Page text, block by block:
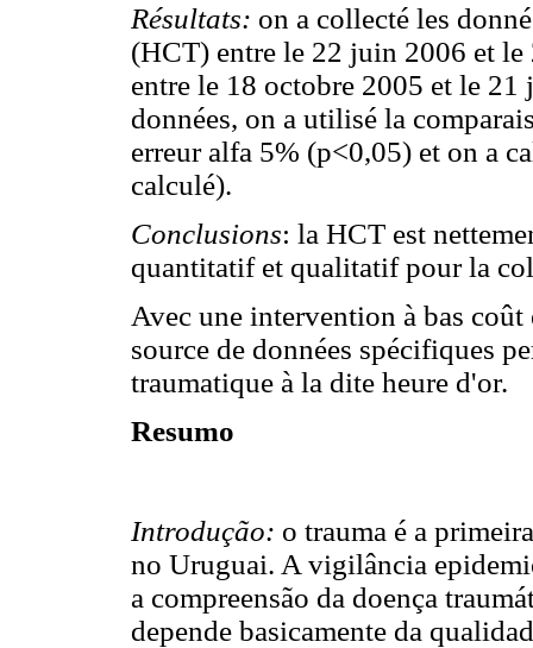
Résultats: on a collecté les
(HCT) entre le 22 juin 2006 et
entre le 18 octobre 2005 et le
données, on a utilisé la
erreur alfa 5% (p<0,05) et on a
calculé).
Conclusions: la HCT est
quantitatif et qualitatif pour la
Avec une intervention à bas
source de données spécifiques
traumatique à la dite heure d'or.
Resumo
Introdução: o trauma é a
no Uruguai. A vigilância
a compreensão da doença
depende basicamente da